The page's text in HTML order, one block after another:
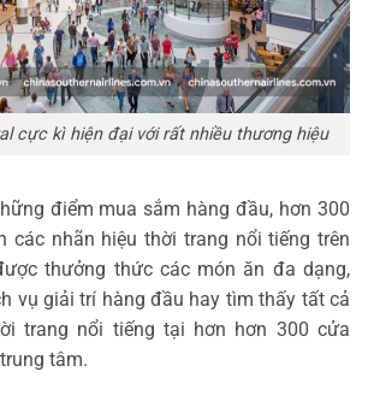
cực kì hiện đại với rất nhiều thương hiệu
điểm mua sắm hàng đầu, hơn 300
các nhãn hiệu thời trang nổi tiếng trên
thưởng thức các món ăn đa dạng,
vụ giải trí hàng đầu hay tìm thấy tất cả
trang nổi tiếng tại hơn hơn 300 cửa
tâm.